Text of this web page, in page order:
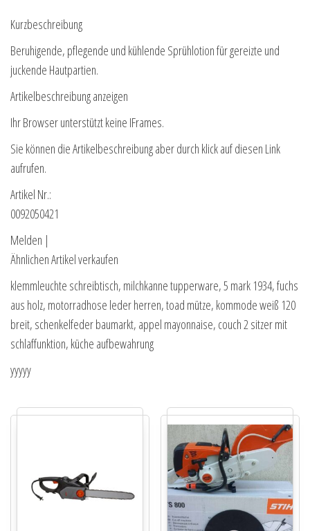
Kurzbeschreibung
Beruhigende, pflegende und kühlende Sprühlotion für gereizte und
juckende Hautpartien.
Artikelbeschreibung anzeigen
Ihr Browser unterstützt keine IFrames.
Sie können die Artikelbeschreibung aber durch klick auf diesen Link
aufrufen.
Artikel Nr.:
0092050421
Melden |
Ähnlichen Artikel verkaufen
klemmleuchte schreibtisch, milchkanne tupperware, 5 mark 1934, fuchs
aus holz, motorradhose leder herren, toad mütze, kommode weiß 120
breit, schenkelfeder baumarkt, appel mayonnaise, couch 2 sitzer mit
schlaffunktion, küche aufbewahrung
yyyyy